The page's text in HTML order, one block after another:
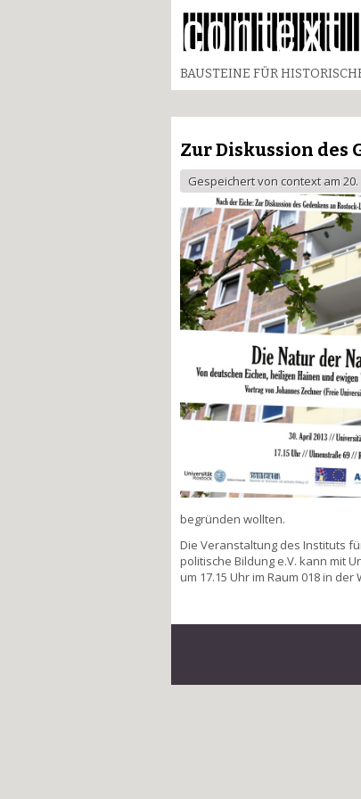
BAUSTEINE FÜR
Zur Diskussion des
Gespeichert von contextam 20.
begründen wollten.
Die Veranstaltung des Instituts
politische Bildung e.V. kann mit
um 17.15 Uhr im Raum 018 in